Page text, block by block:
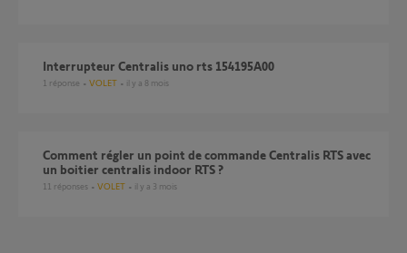
Interrupteur Centralis uno rts 154195A00
1 réponse VOLET il y a 8 mois
Comment régler un point de commande Centralis RTS avec
un boitier centralis indoor RTS ?
11 réponses VOLET il y a 3 mois